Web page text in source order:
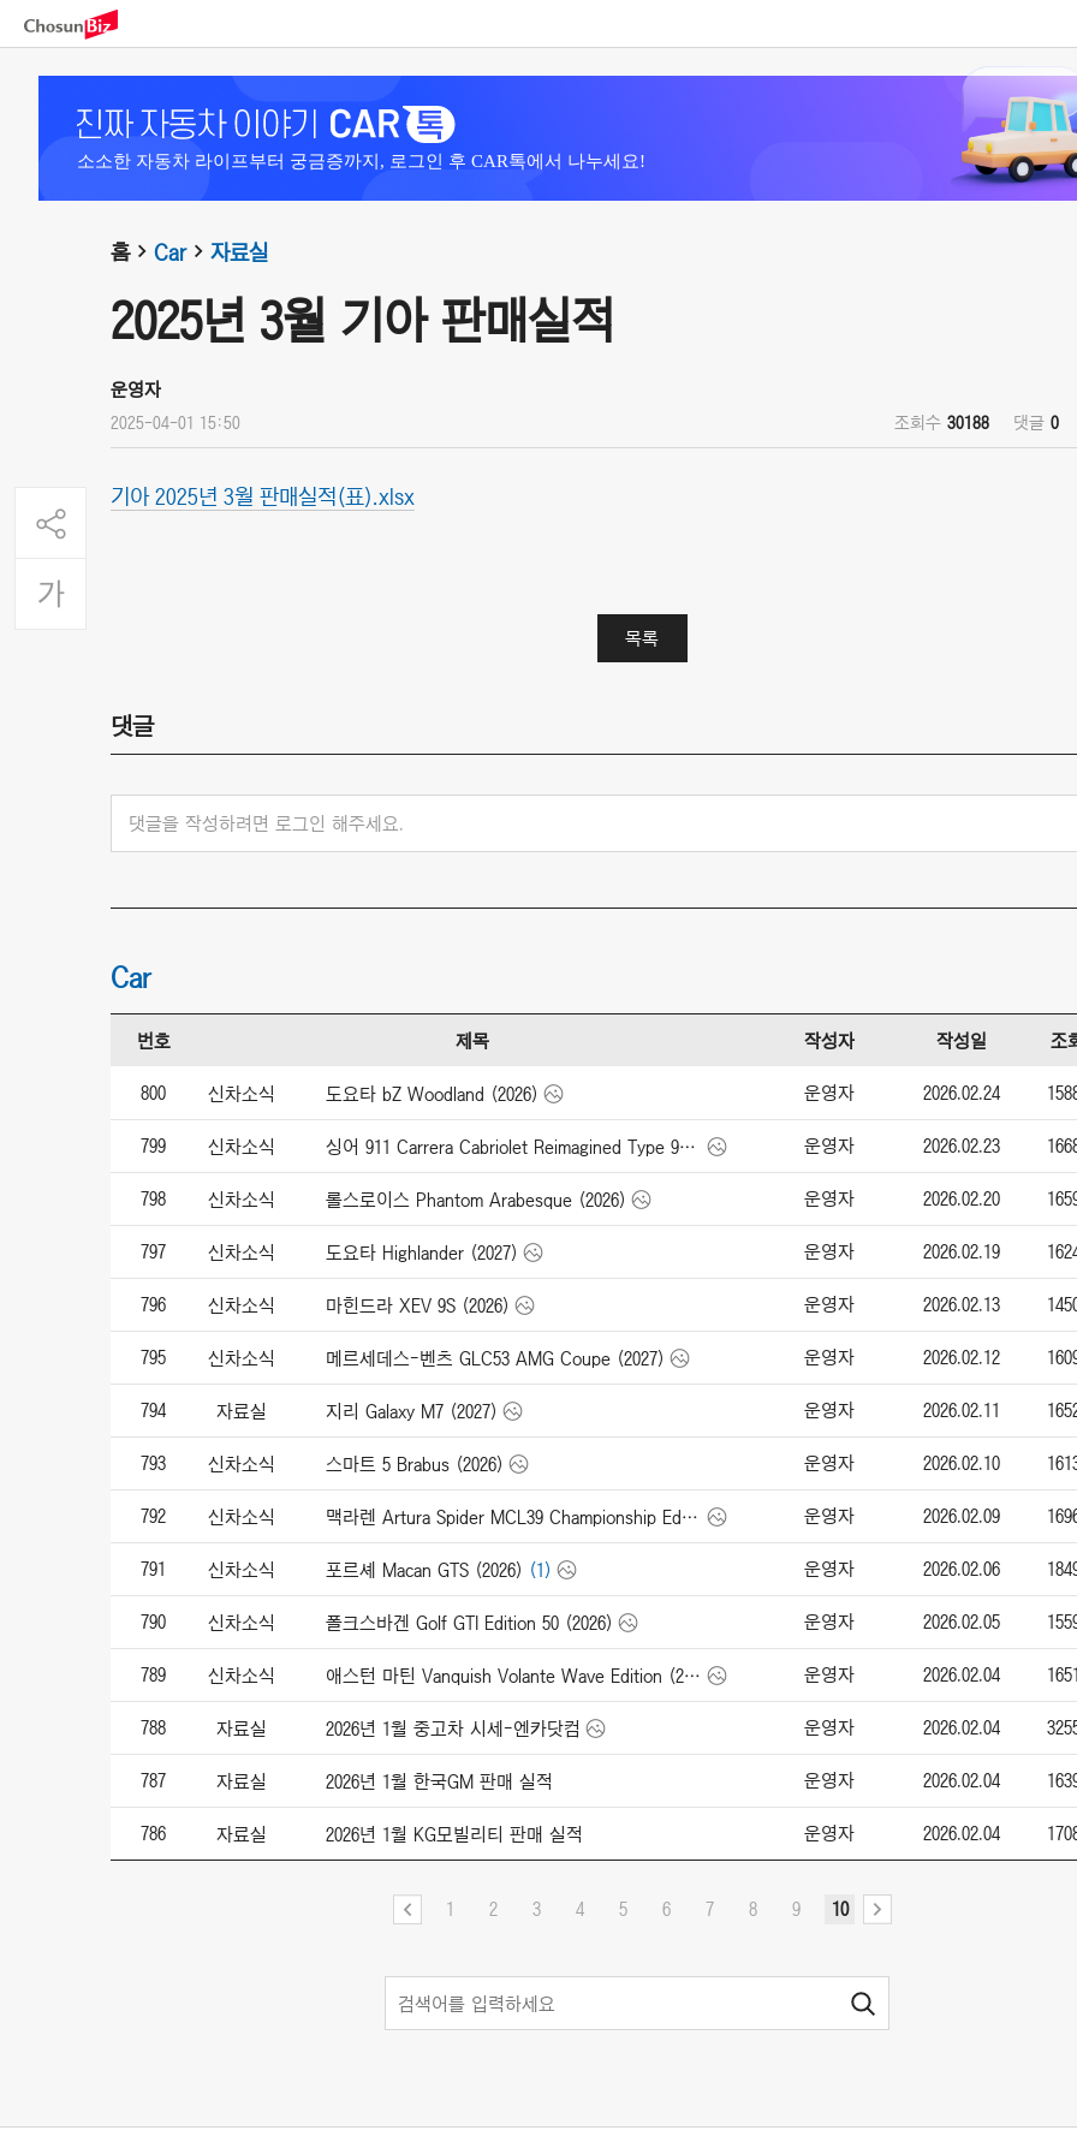
소소한 자동차 라이프부터 궁금증까지, 로그인 후 CAR톡에서 나누세요!
홈 Car 자료실
2025년 3월 기아 판매실적
운영자
2025-04-01 15:50 조회수 30188 댓글 0
기아 2025년 3월 판매실적(표).xlsx
목록
댓글
댓글을 작성하려면 로그인 해주세요.
Car
번호 제목 작성자 작성일 조
800 신차소식 도요타 bZ Woodland (2026) 운영자 2026.02.24
799 신차소식 싱어 911 Carrera Cabriolet Reimagined Type 964 (2026) 운영자 2026.02.23
798 신차소식 롤스로이스 Phantom Arabesque (2026) 운영자 2026.02.20
797 신차소식 도요타 Highlander (2027) 운영자 2026.02.19
796 신차소식 마힌드라 XEV 9S (2026) 운영자 2026.02.13
795 신차소식 메르세데스-벤츠 GLC53 AMG Coupe (2027) 운영자 2026.02.12
794 자료실 지리 Galaxy M7 (2027) 운영자 2026.02.11
793 신차소식 스마트 5 Brabus (2026) 운영자 2026.02.10
792 신차소식 맥라렌 Artura Spider MCL39 Championship Edition (2026) 운영자 2026.02.09
791 신차소식 포르셰 Macan GTS (2026) (1) 운영자 2026.02.06
790 신차소식 폴크스바겐 Golf GTI Edition 50 (2026) 운영자 2026.02.05
789 신차소식 애스턴 마틴 Vanquish Volante Wave Edition (2026) 운영자 2026.02.04
788 자료실 2026년 1월 중고차 시세-엔카닷컴 운영자 2026.02.04
787 자료실 2026년 1월 한국GM 판매 실적 운영자 2026.02.04
786 자료실 2026년 1월 KG모빌리티 판매 실적 운영자 2026.02.04
1 2 3 4 5 6 7 8 9 10